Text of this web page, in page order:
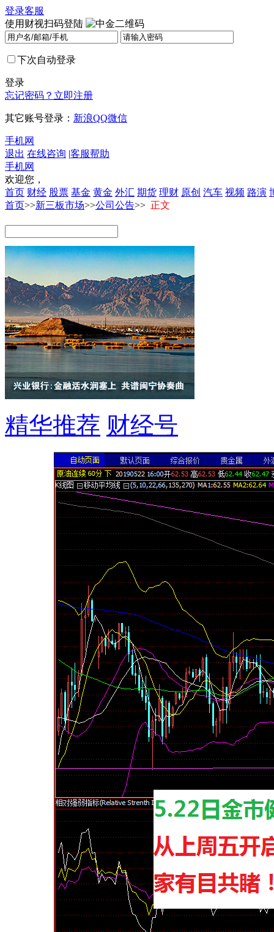
登录客服
使用财视扫码登陆
下次自动登录
登录
忘记密码？ 立即注册
其它账号登录： 新浪QQ微信
手机网
退出 在线咨询 |客服帮助
手机网
欢迎您，
首页 财经 股票 基金 黄金 外汇 期货 理财 原创 汽车 视频 路演
首页>>新三板市场>>公司公告>> 正文
精华推荐 财经号